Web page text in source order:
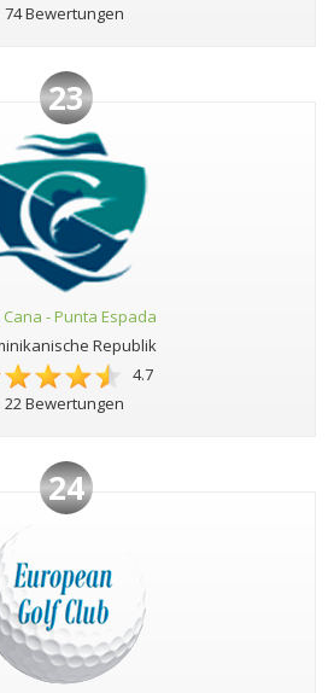
74 Bewertungen
23
Cana - Punta Espada
Republik
4.7
22 Bewertungen
24